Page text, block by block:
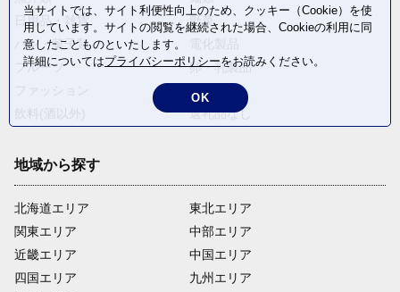
日用品・雑貨
野菜
パン・菓子類
フルーツ
卵・乳製品
米・穀物
返礼品なし
地域から探す
北海道エリア
関東エリア
近畿エリア
四国エリア
東北エリア
中部エリア
中国エリア
九州エリア
当サイトでは、サイト利便性向上のため、クッキー（Cookie）を使
用しています。サイトの閲覧を継続された場合、Cookieの利用に同
意したことものといたします。
詳細についてはプライバシーポリシーをお読みください。
OK